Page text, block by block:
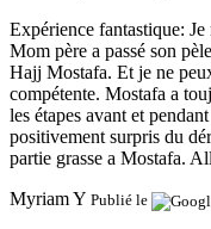
Expérience fantastique: Je
Mom père a passé son
Hajj Mostafa. Et je ne
compétente. Mostafa a
les étapes avant et
positivement surpris du
partie grasse a Mostafa.
Myriam Y Publié le